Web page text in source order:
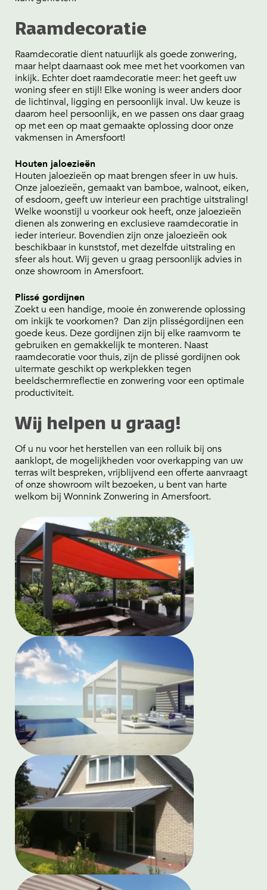
Raamdecoratie
Raamdecoratie dient natuurlijk als goede zonwering,
maar helpt daarnaast ook mee met het voorkomen van
inkijk. Echter doet raamdecoratie meer: het geeft uw
woning sfeer en stijl! Elke woning is weer anders door
de lichtinval, ligging en persoonlijk inval. Uw keuze is
daarom heel persoonlijk, en we passen ons daar graag
op met een op maat gemaakte oplossing door onze
vakmensen in Amersfoort!
Houten jaloezieën
Houten jaloezieën op maat brengen sfeer in uw huis.
Onze jaloezieën, gemaakt van bamboe, walnoot, eiken,
of esdoorn, geeft uw interieur een prachtige uitstraling!
Welke woonstijl u voorkeur ook heeft, onze jaloezieën
dienen als zonwering en exclusieve raamdecoratie in
ieder interieur. Bovendien zijn onze jaloezieën ook
beschikbaar in kunststof, met dezelfde uitstraling en
sfeer als hout. Wij geven u graag persoonlijk advies in
onze showroom in Amersfoort.
Plissé gordijnen
Zoekt u een handige, mooie én zonwerende oplossing
om inkijk te voorkomen? Dan zijn plisségordijnen een
goede keus. Deze gordijnen zijn bij elke raamvorm te
gebruiken en gemakkelijk te monteren. Naast
raamdecoratie voor thuis, zijn de plissé gordijnen ook
uitermate geschikt op werkplekken tegen
beeldschermreflectie en zonwering voor een optimale
productiviteit.
Wij helpen u graag!
Of u nu voor het herstellen van een rolluik bij ons
aanklopt, de mogelijkheden voor overkapping van uw
terras wilt bespreken, vrijblijvend een offerte aanvraagt
of onze showroom wilt bezoeken, u bent van harte
welkom bij Wonnink Zonwering in Amersfoort.